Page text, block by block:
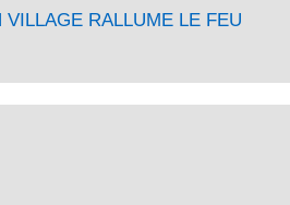
RALLUME LE FEU